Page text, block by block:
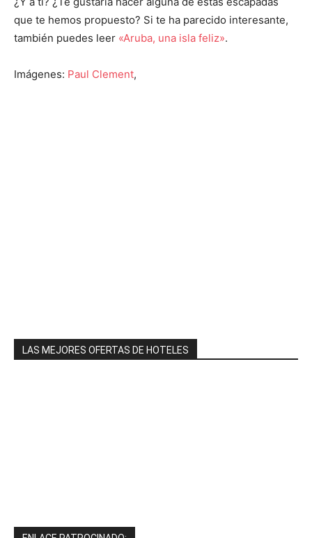
que te hemos propuesto? Si te ha parecido interesante,
también puedes leer «Aruba, una isla feliz».
Imágenes: Paul Clement,
LAS MEJORES OFERTAS DE HOTELES